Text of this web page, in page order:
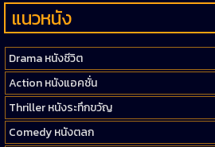
แนวหนัง
Drama หนังชีวิต
Action หนังแอคชั่น
Thriller หนังระทึกขวัญ
Comedy หนังตลก